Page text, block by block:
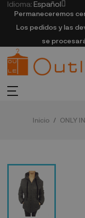
Idioma: Español
Permaneceremos
Los pedidos y las
se
Inicio ONLY